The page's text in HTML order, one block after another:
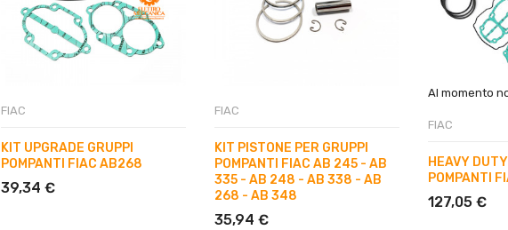
FIAC
KIT UPGRADE GRUPPI
POMPANTI FIAC AB268
39,34 €
FIAC
KIT PISTONE PER GRUPPI
POMPANTI FIAC AB 245 - AB
335 - AB 248 - AB 338 - AB
268 - AB 348
35,94 €
Al momento
FIAC
HEAVY
POMPANTI
127,05 €